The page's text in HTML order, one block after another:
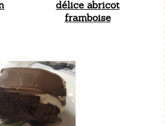
délice abricot
framboise